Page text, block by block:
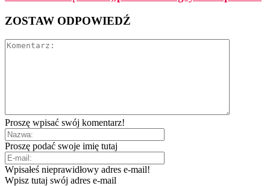
ZOSTAW ODPOWIEDŹ
Proszę wpisać swój komentarz!
Proszę podać swoje imię tutaj
Wpisałeś nieprawidłowy adres e-mail!
Wpisz tutaj swój adres e-mail